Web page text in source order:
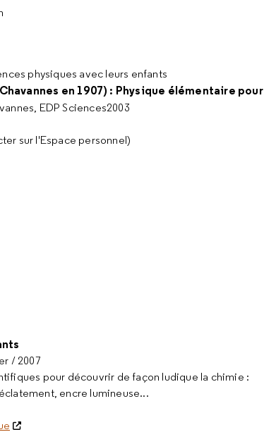
physiques avec leurs enfants
en 1907) : Physique élémentaire pour
EDP Sciences2003
sur l'Espace personnel)
/ 2007
pour découvrir de façon ludique la chimie :
encre lumineuse...